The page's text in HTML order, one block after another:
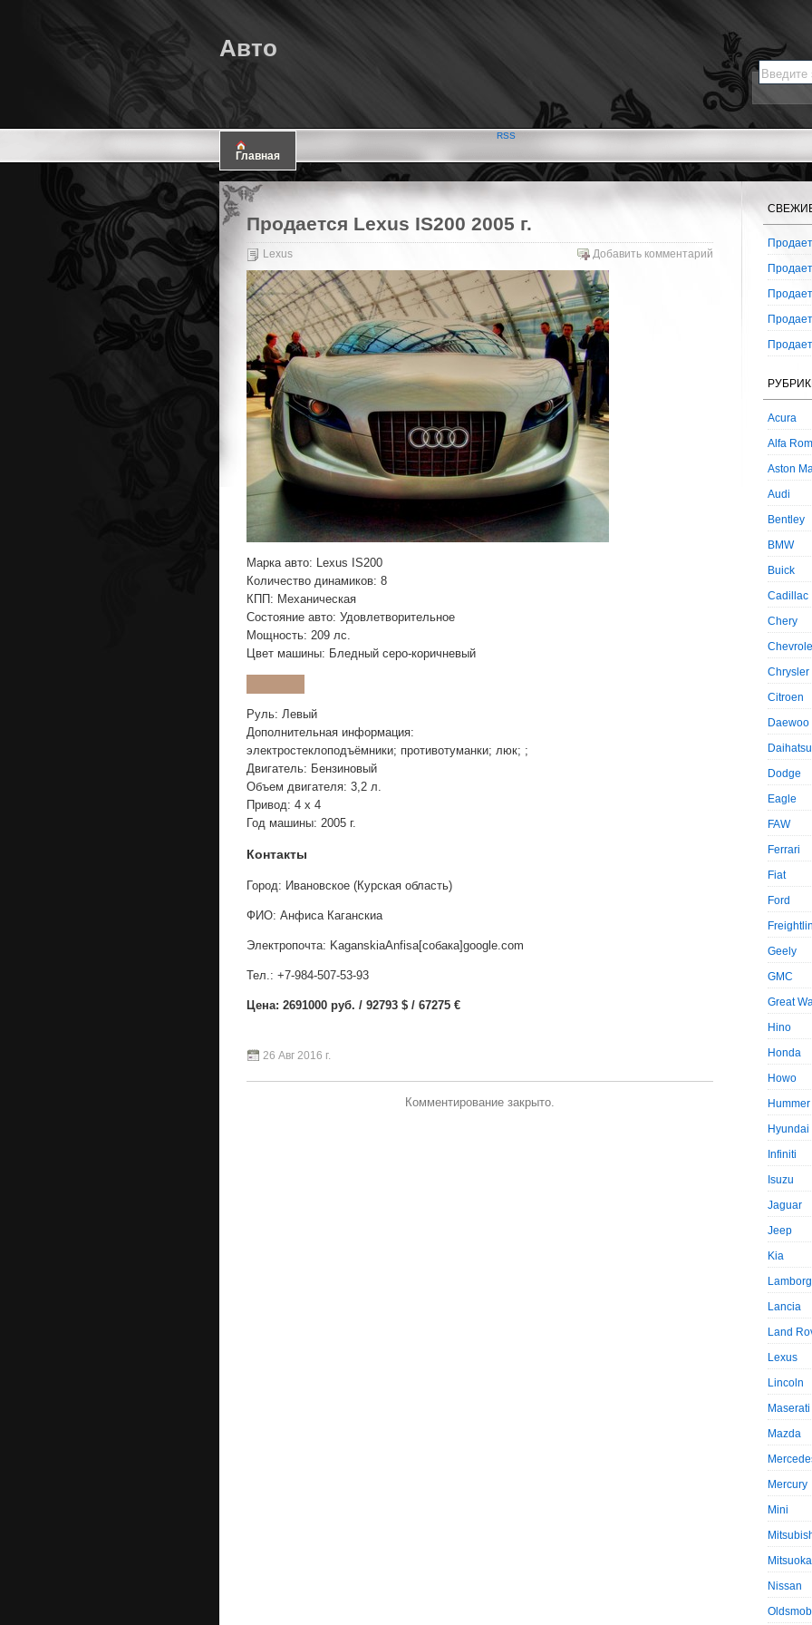
Авто
RSS
Главная
Продается Lexus IS200 2005 г.
Lexus Добавить комментарий
Марка авто: Lexus IS200
Количество динамиков: 8
КПП: Механическая
Состояние авто: Удовлетворительное
Мощность: 209 лс.
Цвет машины: Бледный серо-коричневый
Руль: Левый
Дополнительная информация:
электростеклоподъёмники; противотуманки; люк; ;
Двигатель: Бензиновый
Объем двигателя: 3,2 л.
Привод: 4 x 4
Год машины: 2005 г.
Контакты
Город: Ивановское (Курская область)
ФИО: Анфиса Каганскиа
Электропочта: KaganskiaAnfisa[собака]google.com
Тел.: +7-984-507-53-93
Цена: 2691000 руб. / 92793 $ / 67275 €
26 Авг 2016 г.
Комментирование закрыто.
Acura
Alfa
Aston
Audi
Bentley
BMW
Buick
Cadillac
Chery
Chrysler
Citroen
Daewoo
Daihatsu
Dodge
Eagle
FAW
Ferrari
Fiat
Ford
Geely
GMC
Great
Hino
Honda
Howo
Hummer
Hyundai
Infiniti
Isuzu
Jaguar
Jeep
Kia
Lancia
Land
Lexus
Lincoln
Maserati
Mazda
Mercury
Mini
Mitsuoka
Nissan